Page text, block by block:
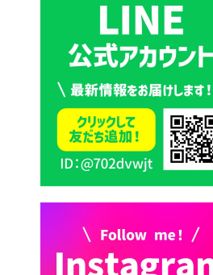
2026年7月30日 豊前市立学校
紹介≪再編計画の見直しにつ
いて≫
2026年7月29日 豊前市指定ご
み袋販売のお知らせ
2026年7月28日 豊前カラス天
狗みなと祭り（花火大会）開
催決定！
2026年7月28日 令和8年度
京築地区水道企業団職員採用
試験（募集）